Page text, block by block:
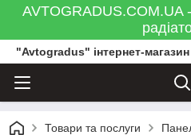
AVTOGRADUS.COM.UA
"Avtogradus" інтернет-магазин
Товари та послуги